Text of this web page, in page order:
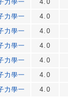
力學一
4.0
力學一
4.0
力學一
4.0
力學一
4.0
力學一
4.0
力學一
4.0
力學一
4.0